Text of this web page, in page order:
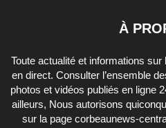
À
Toute actualité et informations
en direct. Consulter l’ensemble
photos et vidéos publiés en ligne
ailleurs, Nous autorisons
sur la page corbeaunews-